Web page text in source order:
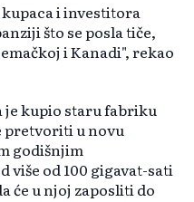
i investitora
što se posla tiče,
i Kanadi", rekao
je kupio staru fabriku
pretvoriti u novu
godišnjim
od 100 gigavat-sati
će u njoj zaposliti do